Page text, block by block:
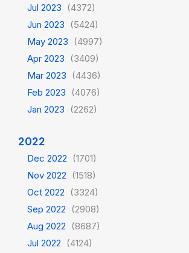
Jul 2023 (4372)
Jun 2023 (5424)
May 2023 (4997)
Apr 2023 (3409)
Mar 2023 (4436)
Feb 2023 (4076)
Jan 2023 (2262)
2022
Dec 2022 (1701)
Nov 2022 (1518)
Oct 2022 (3324)
Sep 2022 (2908)
Aug 2022 (8687)
Jul 2022 (4124)